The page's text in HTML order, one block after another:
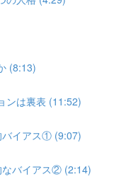
(8:13)
ンは裏表 (11:52)
バイアス① (9:07)
なバイアス② (2:14)